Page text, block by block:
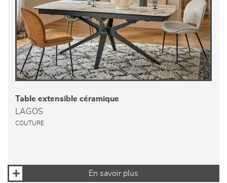
Table extensible céramique
LAGOS
COUTURE
En savoir plus